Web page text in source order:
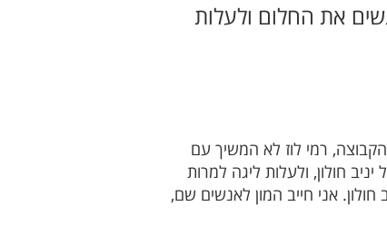
את החלום ולעלות
ליגה והגיעה ל-32 האחרונות בגביע, בלם הקבוצה, רמי לוז לא המשיך עם
חולון, ולעלות ליגה למרות
אני חייב המון לאנשים שם,